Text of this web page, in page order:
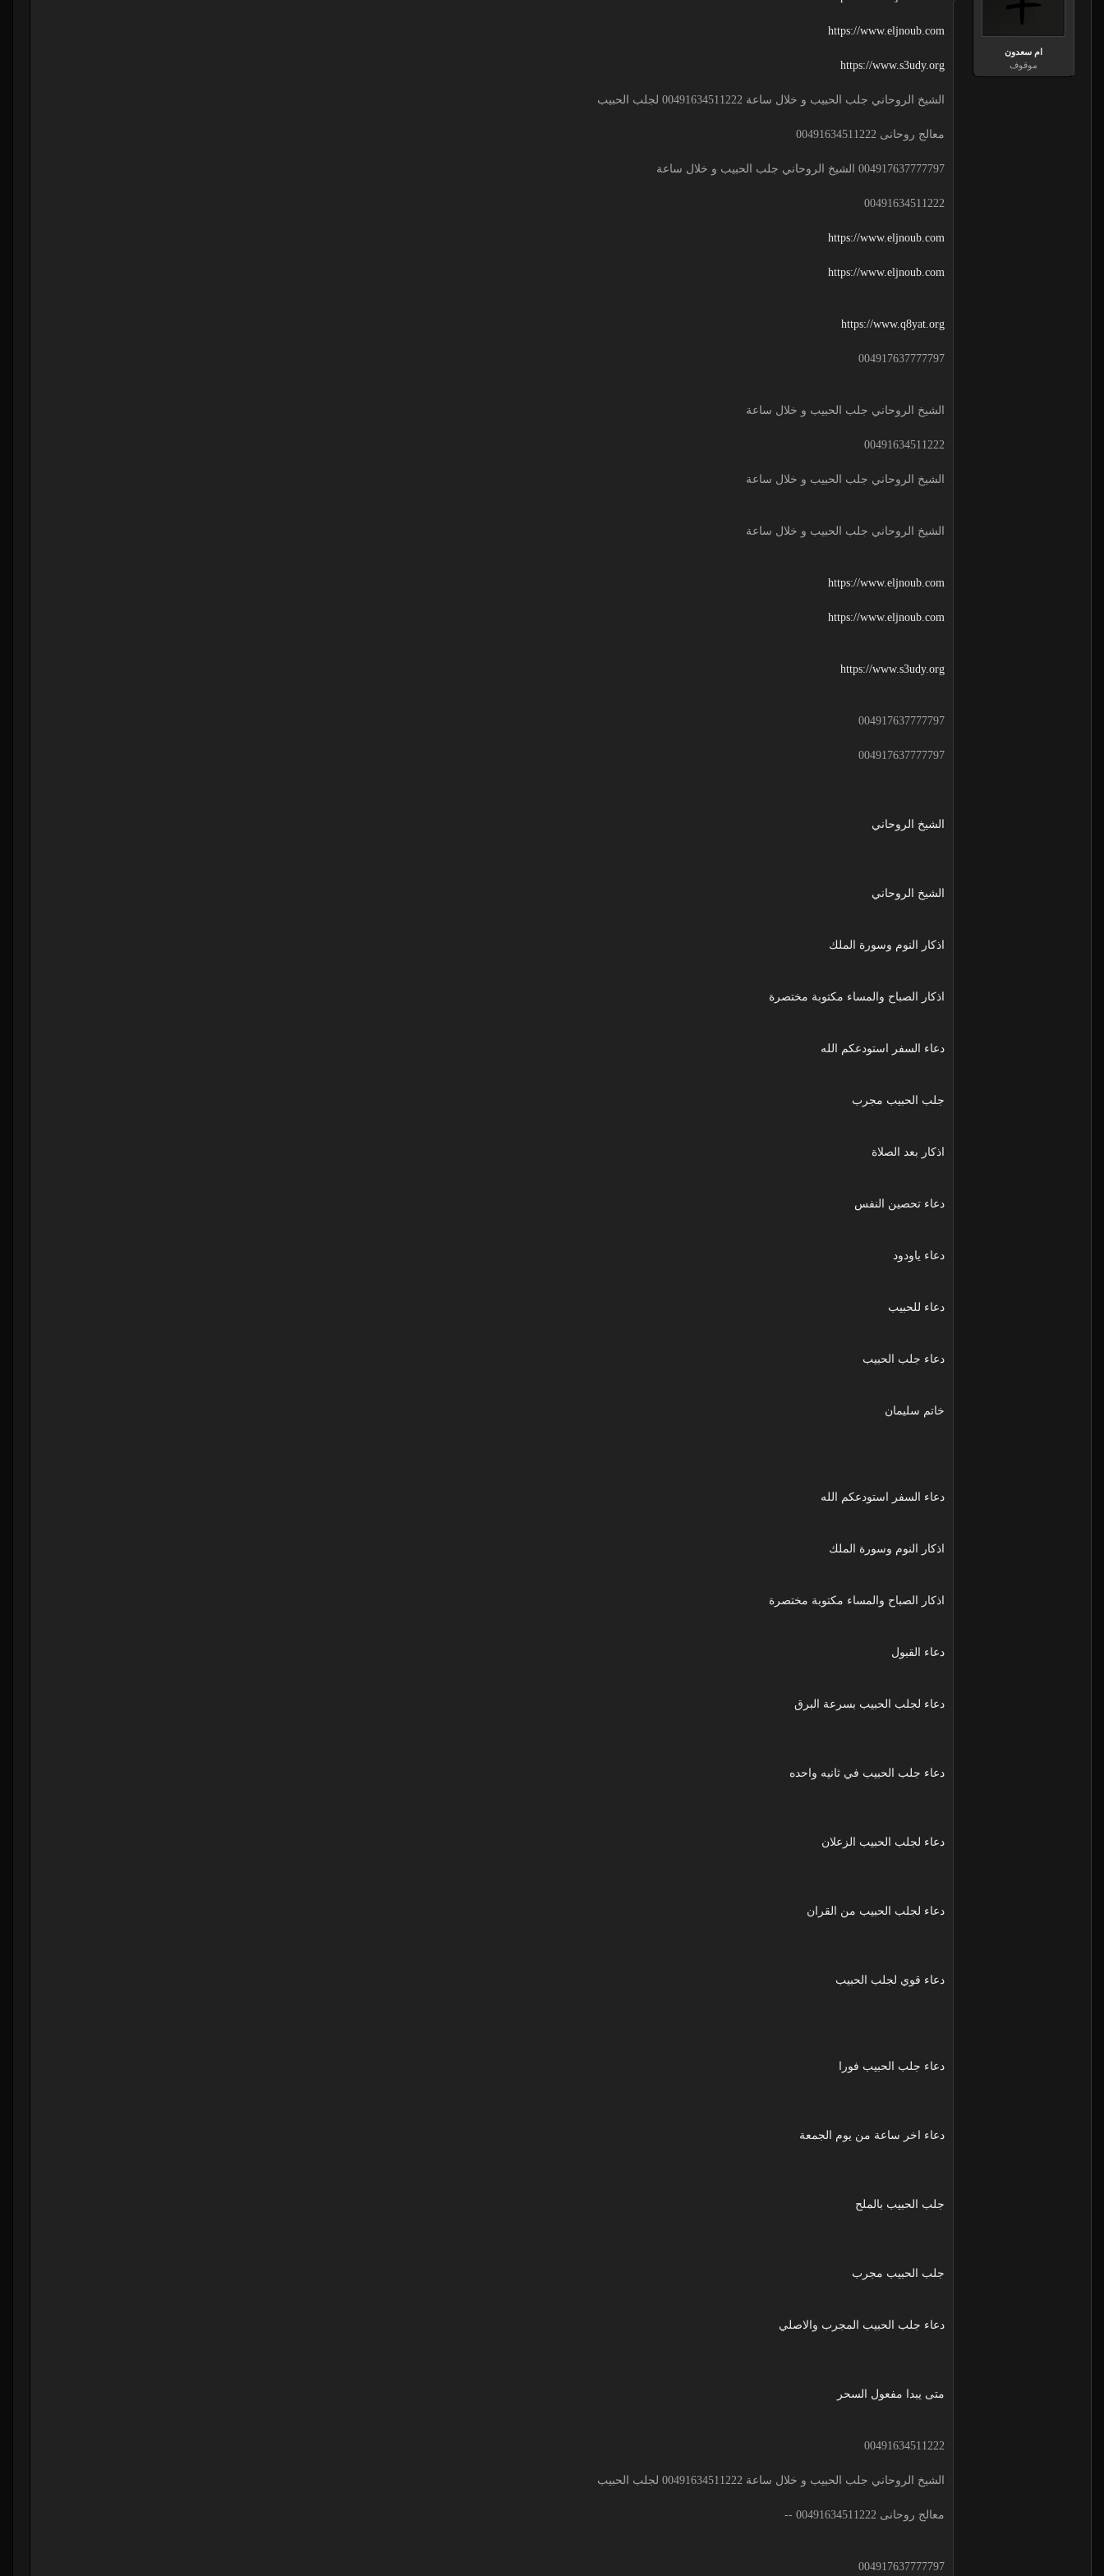
ام سعدون
موقوف
https://www.eljnoub.com
https://www.s3udy.org
الشيخ الروحاني جلب الحبيب و خلال ساعة 00491634511222 لجلب الحبيب
معالج روحانى 00491634511222
004917637777797 الشيخ الروحاني جلب الحبيب و خلال ساعة
00491634511222
https://www.eljnoub.com
https://www.eljnoub.com
https://www.q8yat.org
004917637777797
الشيخ الروحاني جلب الحبيب و خلال ساعة
00491634511222
الشيخ الروحاني جلب الحبيب و خلال ساعة
الشيخ الروحاني جلب الحبيب و خلال ساعة
https://www.eljnoub.com
https://www.eljnoub.com
https://www.s3udy.org
004917637777797
004917637777797
الشيخ الروحاني
الشيخ الروحاني
اذكار النوم وسورة الملك
اذكار الصباح والمساء مكتوبة مختصرة
دعاء السفر استودعكم الله
جلب الحبيب مجرب
اذكار بعد الصلاة
دعاء تحصين النفس
دعاء ياودود
دعاء للحبيب
دعاء جلب الحبيب
خاتم سليمان
دعاء السفر استودعكم الله
اذكار النوم وسورة الملك
اذكار الصباح والمساء مكتوبة مختصرة
دعاء القبول
دعاء لجلب الحبيب بسرعة البرق
دعاء جلب الحبيب في ثانيه واحده
دعاء لجلب الحبيب الزعلان
دعاء لجلب الحبيب من القران
دعاء قوي لجلب الحبيب
دعاء جلب الحبيب فورا
دعاء اخر ساعة من يوم الجمعة
جلب الحبيب بالملح
جلب الحبيب مجرب
دعاء جلب الحبيب المجرب والاصلي
متى يبدا مفعول السحر
00491634511222
الشيخ الروحاني جلب الحبيب و خلال ساعة 00491634511222 لجلب الحبيب
معالج روحانى 00491634511222 --
004917637777797